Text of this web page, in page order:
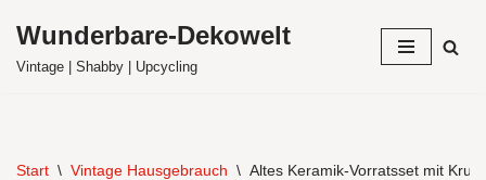
Zum
Wunderbare-Dekowelt
Vintage | Shabby | Upcycling
Start \ Vintage Hausgebrauch \ Altes Keramik-Vorratsset mit